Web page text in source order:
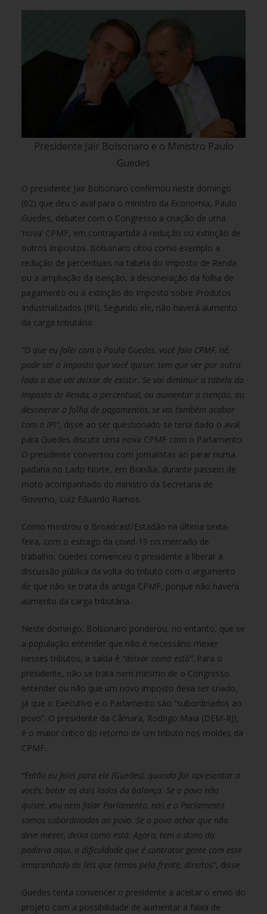
Presidente Jair Bolsonaro e o Ministro Paulo
Guedes
O presidente Jair Bolsonaro confirmou neste domingo
(02) que deu o aval para o ministro da Economia, Paulo
Guedes, debater com o Congresso a criação de uma
‘nova’ CPMF, em contrapartida à redução ou extinção de
outros impostos. Bolsonaro citou como exemplo a
redução de percentuais na tabela do Imposto de Renda
ou a ampliação da isenção, a desoneração da folha de
pagamento ou a extinção do Imposto sobre Produtos
Industrializados (IPI). Segundo ele, não haverá aumento
da carga tributária.
“O que eu falei com o Paulo Guedes, você fala CPMF, né,
pode ser o imposto que você quiser, tem que ver por outro
lado o que vai deixar de existir. Se vai diminuir a tabela do
Imposto de Renda, o percentual, ou aumentar a isenção, ou
desonerar a folha de pagamentos, se vai também acabar
com o IPI”, disse ao ser questionado se teria dado o aval
para Guedes discutir uma nova CPMF com o Parlamento.
O presidente conversou com jornalistas ao parar numa
padaria no Lado Norte, em Brasília, durante passeio de
moto acompanhado do ministro da Secretaria de
Governo, Luiz Eduardo Ramos.
Como mostrou o Broadcast/Estadão na última sexta-
feira, com o estrago da covid-19 no mercado de
trabalho, Guedes convenceu o presidente a liberar a
discussão pública da volta do tributo com o argumento
de que não se trata da antiga CPMF, porque não haverá
aumento da carga tributária.
Neste domingo, Bolsonaro ponderou, no entanto, que se
a população entender que não é necessário mexer
nesses tributos, a saída é “deixar como está”. Para o
presidente, não se trata nem mesmo de o Congresso
entender ou não que um novo imposto deva ser criado,
já que o Executivo e o Parlamento são “subordinados ao
povo”. O presidente da Câmara, Rodrigo Maia (DEM-RJ),
é o maior crítico do retorno de um tributo nos moldes da
CPMF.
“Então eu falei para ele (Guedes), quando for apresentar a
vocês, botar os dois lados da balança. Se o povo não
quiser, vou nem falar Parlamento, nós e o Parlamento
somos subordinados ao povo. Se o povo achar que não
deve mexer, deixa como está. Agora, tem o dono da
padaria aqui, a dificuldade que é contratar gente com esse
emaranhado de leis que temos pela frente, direitos”, disse.
Guedes tenta convencer o presidente a aceitar o envio do
projeto com a possibilidade de aumentar a faixa de